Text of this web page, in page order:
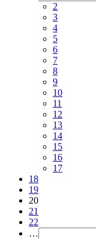
2
3
4
5
6
7
8
9
10
11
12
13
14
15
16
17
18
19
20
21
22
…